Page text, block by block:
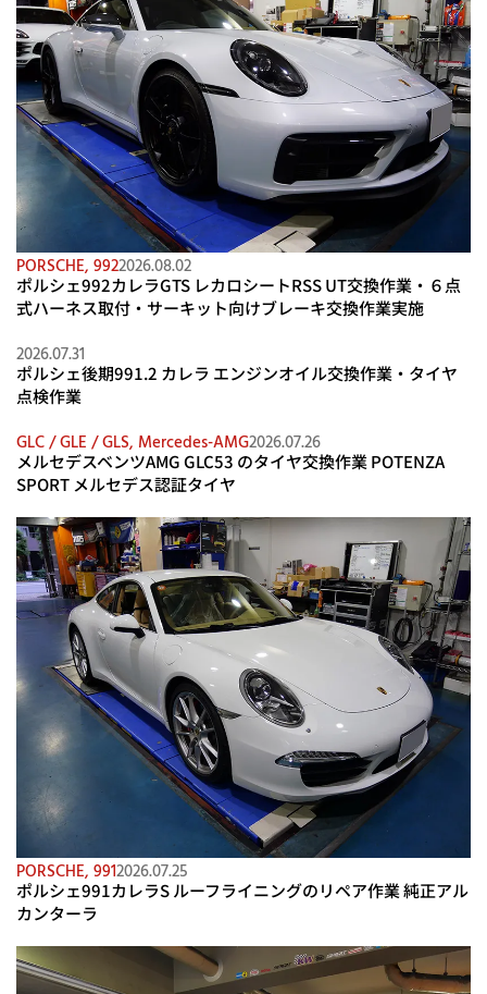
PORSCHE, 9922026.08.02
ポルシェ992カレラGTS レカロシートRSS UT交換作業・６点
式ハーネス取付・サーキット向けブレーキ交換作業実施
2026.07.31
ポルシェ後期991.2 カレラ エンジンオイル交換作業・タイヤ
点検作業
GLC / GLE / GLS, Mercedes-AMG2026.07.26
メルセデスベンツAMG GLC53 のタイヤ交換作業 POTENZA
SPORT メルセデス認証タイヤ
PORSCHE, 9912026.07.25
ポルシェ991カレラS ルーフライニングのリペア作業 純正アル
カンターラ